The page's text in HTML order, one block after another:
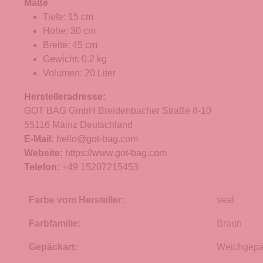
Maße
Tiefe: 15 cm
Höhe: 30 cm
Breite: 45 cm
Gewicht: 0.2 kg
Volumen: 20 Liter
Herstelleradresse:
GOT BAG GmbH Breidenbacher Straße 8-10
55116 Mainz Deutschland
E-Mail: hello@got-bag.com
Website: https://www.got-bag.com
Telefon: +49 15207215453
Farbe vom Hersteller: seal
Farbfamilie: Braun
Gepäckart: